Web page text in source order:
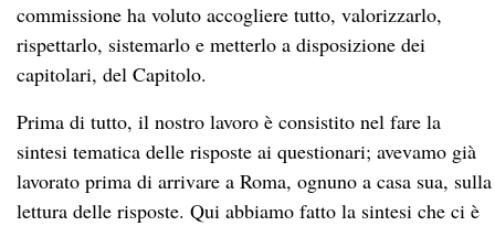
commissione ha voluto accogliere tutto, valorizzarlo,
rispettarlo, sistemarlo e metterlo a disposizione dei
capitolari, del Capitolo.
Prima di tutto, il nostro lavoro è consistito nel fare la
sintesi tematica delle risposte ai questionari; avevamo già
lavorato prima di arrivare a Roma, ognuno a casa sua, sulla
lettura delle risposte. Qui abbiamo fatto la sintesi che ci è